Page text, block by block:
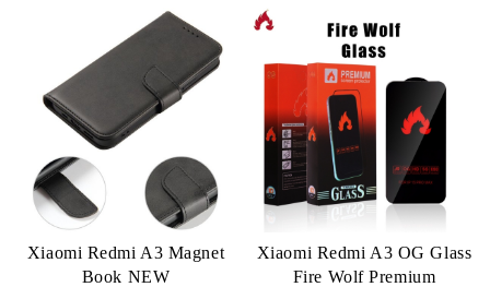
Xiaomi Redmi A3 Magnet
Book NEW
Xiaomi Redmi A3 OG Glass
Fire Wolf Premium